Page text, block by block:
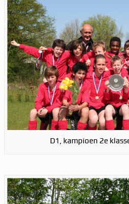
D1, kampioen 2e